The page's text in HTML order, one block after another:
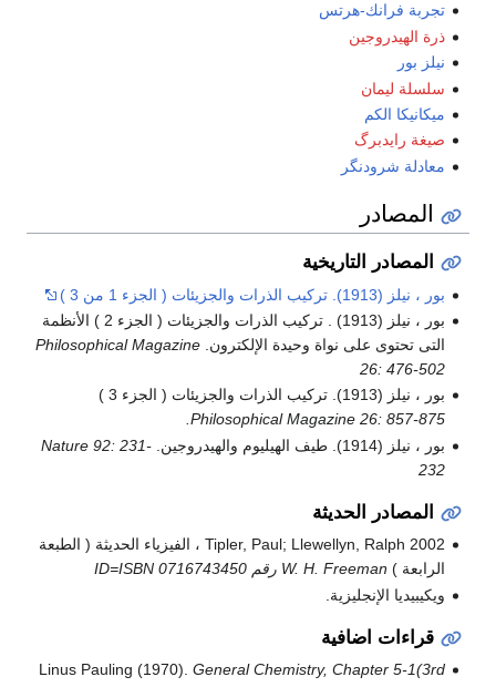
تجربة فرانك-هرتس
ذرة الهيدروجين
نيلز بور
سلسلة ليمان
ميكانيكا الكم
صيغة رايدبرگ
معادلة شرودنگر
المصادر
المصادر التاريخية
بور ، نيلز (1913). تركيب الذرات والجزيئات ( الجزء 1 من 3 )
بور ، نيلز (1913) . تركيب الذرات والجزيئات ( الجزء 2 ) الأنظمة
التى تحتوى على نواة وحيدة الإلكترون.Philosophical Magazine
26: 476-502
بور ، نيلز (1913). تركيب الذرات والجزيئات ( الجزء 3 )
Philosophical Magazine 26: 857-875.
بور ، نيلز (1914). طيف الهيليوم والهيدروجين.
Nature 92: 231-
232
المصادر الحديثة
Tipler, Paul; Llewellyn, Ralph 2002 ، الفيزياء الحديثة ( الطبعة
الرابعة ) W. H. Freeman رقم ID=ISBN 0716743450
ويكيبيديا الإنجليزية.
قراءات اضافية
Linus Pauling (1970). General Chemistry, Chapter 5-1(3rd